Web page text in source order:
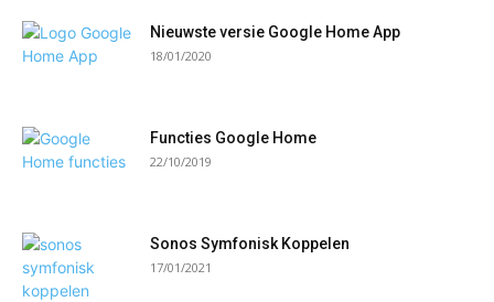
Nieuwste versie Google Home App
18/01/2020
Functies Google Home
22/10/2019
Sonos Symfonisk Koppelen
17/01/2021